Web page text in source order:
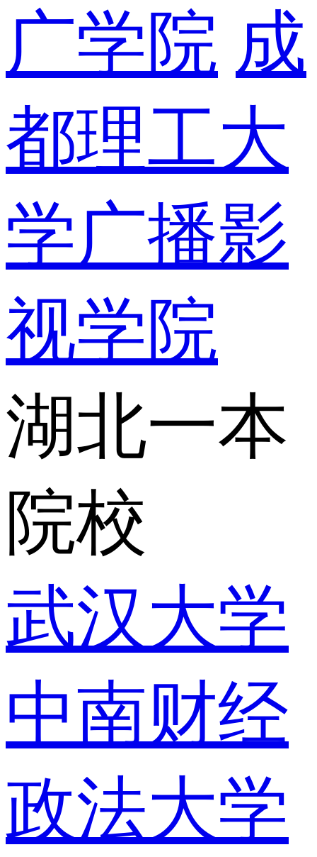
广学院 成
都理工大
学广播影
视学院
湖北一本
院校
武汉大学
中南财经
政法大学